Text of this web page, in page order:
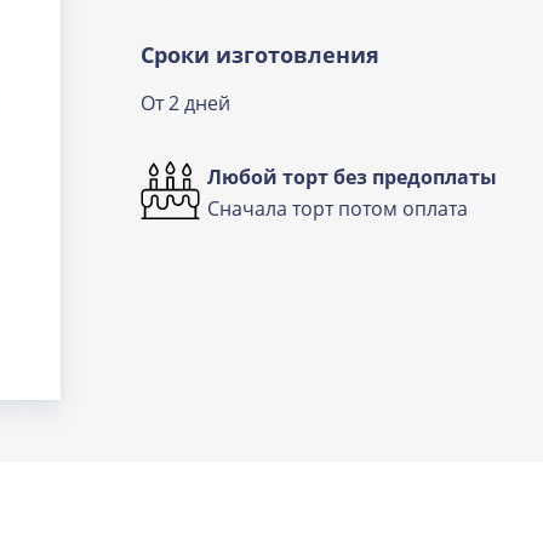
Сроки изготовления
От 2 дней
Любой торт без предоплаты
Сначала торт потом оплата